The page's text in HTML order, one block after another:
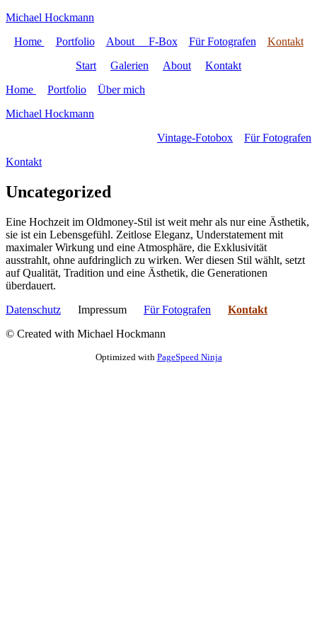
Michael Hockmann
Home
Portfolio About F-Box Für Fotografen
Kontakt
Start
Galerien About
Kontakt
Home
Portfolio
Über mich
Michael Hockmann
Vintage-Fotobox
Für Fotografen
Kontakt
Uncategorized
Eine Hochzeit im Oldmoney-Stil ist weit mehr als nur eine Ästhetik,
sie ist ein Lebensgefühl. Zeitlose Eleganz, Understatement mit
maximaler Wirkung und eine Atmosphäre, die Exklusivität
ausstrahlt, ohne aufdringlich zu wirken. Wer diesen Stil wählt, setzt
auf Qualität, Tradition und eine Ästhetik, die Generationen
überdauert.
Datenschutz Impressum Für Fotografen
Kontakt
© Created with Michael Hockmann
Optimized with PageSpeed Ninja